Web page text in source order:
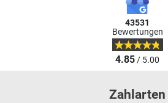
43531
Bewertungen
4.85/ 5.00
Zahlarten